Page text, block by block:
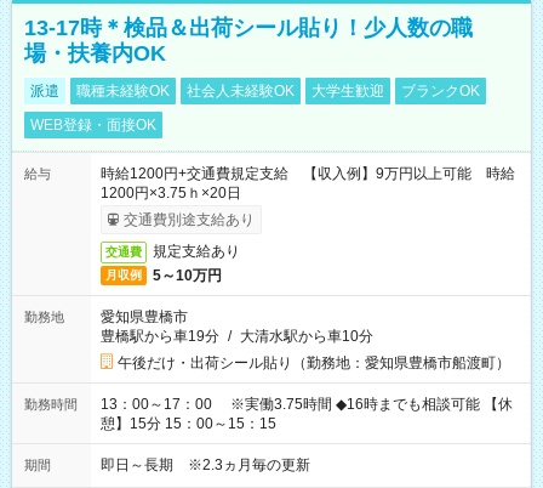
13-17時＊検品＆出荷シール貼り！少人数の職
場・扶養内OK
派遣 職種未経験OK 社会人未経験OK 大学生歓迎
ブランクOK
WEB登録・面接OK
給与
時給1200円+交通費規定支給 【収入例】9万円以上可能 時給
1200円×3.75ｈ×20日
交通費別途支給あり
交通費 規定支給あり
月収例 5～10万円
勤務地
愛知県豊橋市
豊橋駅から車19分 / 大清水駅から車10分
午後だけ・出荷シール貼り（勤務地：愛知県豊橋市船渡町）
勤務時間
13：00～17：00 ※実働3.75時間 ◆16時までも相談可能 【休
憩】15分 15：00～15：15
期間 即日～長期 ※2.3ヵ月毎の更新